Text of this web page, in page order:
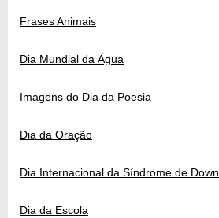
Frases Animais
Dia Mundial da Água
Imagens do Dia da Poesia
Dia da Oração
Dia Internacional da Síndrome de Down
Dia da Escola